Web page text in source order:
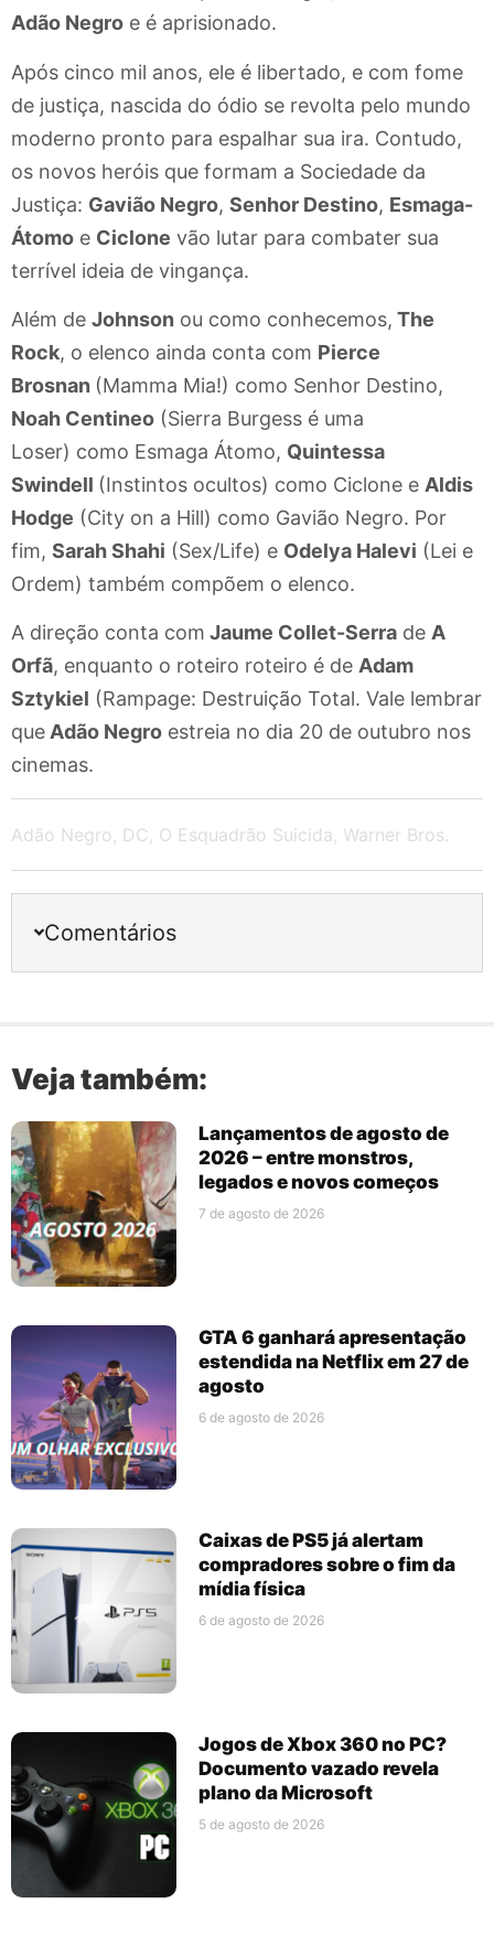
Adão Negro e é aprisionado.
Após cinco mil anos, ele é libertado, e com fome
de justiça, nascida do ódio se revolta pelo mundo
moderno pronto para espalhar sua ira. Contudo,
os novos heróis que formam a Sociedade da
Justiça: Gavião Negro, Senhor Destino, Esmaga-
Átomo e Ciclone vão lutar para combater sua
terrível ideia de vingança.
Além de Johnson ou como conhecemos, The
Rock, o elenco ainda conta com Pierce
Brosnan (Mamma Mia!) como Senhor Destino,
Noah Centineo (Sierra Burgess é uma
Loser) como Esmaga Átomo, Quintessa
Swindell (Instintos ocultos) como Ciclone e Aldis
Hodge (City on a Hill) como Gavião Negro. Por
fim, Sarah Shahi (Sex/Life) e Odelya Halevi (Lei e
Ordem) também compõem o elenco.
A direção conta com Jaume Collet-Serra de A
Orfã, enquanto o roteiro roteiro é de Adam
Sztykiel (Rampage: Destruição Total. Vale lembrar
queAdão Negro estreia no dia 20 de outubro nos
cinemas.
Adão Negro DC O Esquadrão Suicida Warner Bros.
Comentários
Veja também:
Lançamentos de agosto de
2026 – entre monstros,
legados e novos começos
7 de agosto de 2026
GTA 6 ganhará apresentação
estendida na Netflix em 27 de
agosto
6 de agosto de 2026
Caixas de PS5 já alertam
compradores sobre o fim da
mídia física
6 de agosto de 2026
Jogos de Xbox 360 no PC?
Documento vazado revela
plano da Microsoft
5 de agosto de 2026